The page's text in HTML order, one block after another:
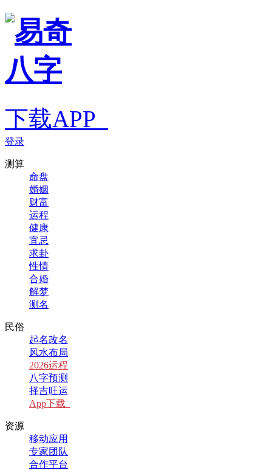
下载APP
登录
测算
命盘
婚姻
财富
运程
健康
宜忌
求卦
性情
合婚
解梦
测名
民俗
起名改名
风水布局
2026运程
八字预测
择吉旺运
App下载
资源
移动应用
专家团队
合作平台